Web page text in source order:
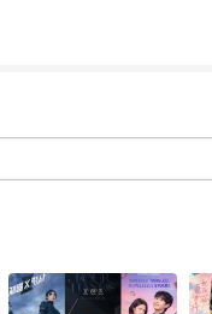
拉人的时候是不是群发
个时间点都写清楚了（
看）